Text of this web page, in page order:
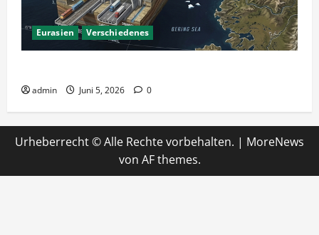
Eurasien Verschiedenes
admin Juni 5, 2026 0
Urheberrecht © Alle Rechte vorbehalten. | MoreNews
von AF themes.